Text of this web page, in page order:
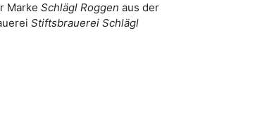
MarkeSchlägl Roggen aus der
Stiftsbrauerei Schlägl